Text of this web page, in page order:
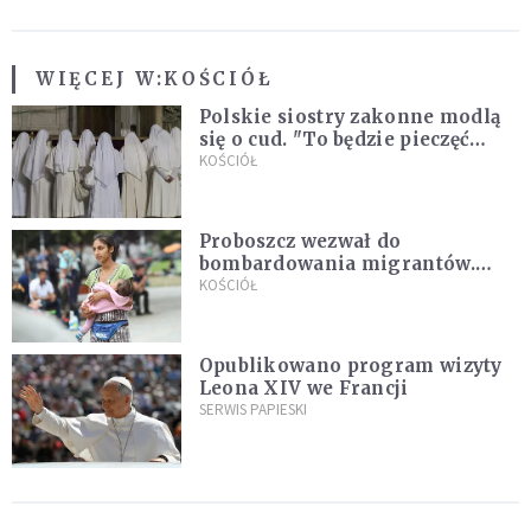
WIĘCEJ W:KOŚCIÓŁ
Polskie siostry zakonne modlą
się o cud. "To będzie pieczęć
Pana Boga dla naszej wiary"
KOŚCIÓŁ
Proboszcz wezwał do
bombardowania migrantów.
"Masowy ogień przeciwko
KOŚCIÓŁ
Opublikowano program wizyty
Leona XIV we Francji
SERWIS PAPIESKI